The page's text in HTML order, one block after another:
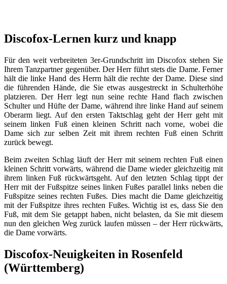
Discofox-Lernen kurz und knapp
Für den weit verbreiteten 3er-Grundschritt im Discofox stehen Sie
Ihrem Tanzpartner gegenüber. Der Herr führt stets die Dame. Ferner
hält die linke Hand des Herrn hält die rechte der Dame. Diese sind
die führenden Hände, die Sie etwas ausgestreckt in Schulterhöhe
platzieren. Der Herr legt nun seine rechte Hand flach zwischen
Schulter und Hüfte der Dame, während ihre linke Hand auf seinem
Oberarm liegt. Auf den ersten Taktschlag geht der Herr geht mit
seinem linken Fuß einen kleinen Schritt nach vorne, wobei die
Dame sich zur selben Zeit mit ihrem rechten Fuß einen Schritt
zurück bewegt.
Beim zweiten Schlag läuft der Herr mit seinem rechten Fuß einen
kleinen Schritt vorwärts, während die Dame wieder gleichzeitig mit
ihrem linken Fuß rückwärtsgeht. Auf den letzten Schlag tippt der
Herr mit der Fußspitze seines linken Fußes parallel links neben die
Fußspitze seines rechten Fußes. Dies macht die Dame gleichzeitig
mit der Fußspitze ihres rechten Fußes. Wichtig ist es, dass Sie den
Fuß, mit dem Sie getappt haben, nicht belasten, da Sie mit diesem
nun den gleichen Weg zurück laufen müssen – der Herr rückwärts,
die Dame vorwärts.
Discofox-Neuigkeiten in Rosenfeld
(Württemberg)